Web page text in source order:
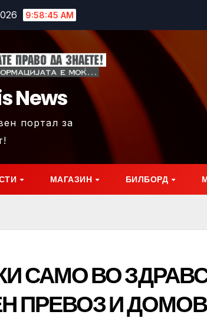
9:58:47 AM
News
портал за
МАГАЗИН БИЛБОРД
САМО ВО
ПРЕВОЗ И